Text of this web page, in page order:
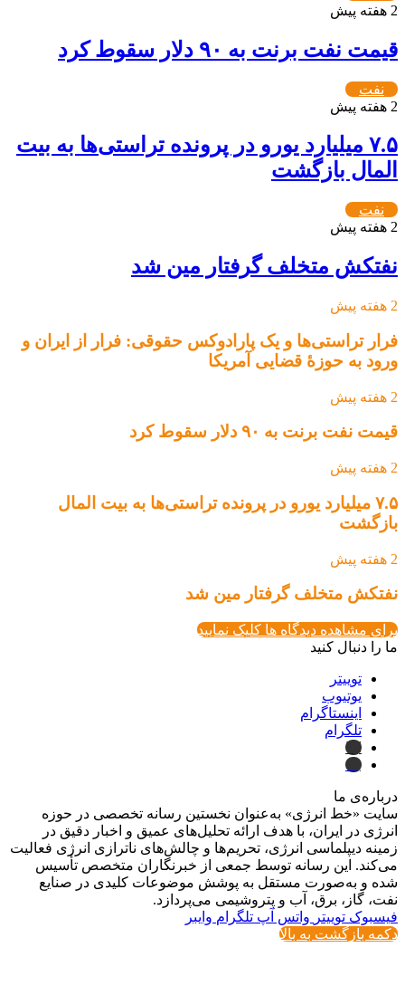
2 هفته پیش
قیمت نفت برنت به ۹۰ دلار سقوط کرد
نفت
2 هفته پیش
۷.۵ میلیارد یورو در پرونده تراستی‌ها به بیت
المال بازگشت
نفت
2 هفته پیش
نفتکش متخلف گرفتار مین شد
2 هفته پیش
فرار تراستی‌ها و یک پارادوکس حقوقی: فرار از ایران و
ورود به حوزۀ قضایی آمریکا
2 هفته پیش
قیمت نفت برنت به ۹۰ دلار سقوط کرد
2 هفته پیش
۷.۵ میلیارد یورو در پرونده تراستی‌ها به بیت المال
بازگشت
2 هفته پیش
نفتکش متخلف گرفتار مین شد
برای مشاهده دیدگاه ها کلیک نمایید
ما را دنبال کنید
توییتر
یوتیوب
اینستاگرام
تلگرام
ایتا
بله
درباره‌ی ما
سایت «خط انرژی» به‌عنوان نخستین رسانه تخصصی در حوزه
انرژی در ایران، با هدف ارائه تحلیل‌های عمیق و اخبار دقیق در
زمینه دیپلماسی انرژی، تحریم‌ها و چالش‌های ناترازی انرژی فعالیت
می‌کند. این رسانه توسط جمعی از خبرنگاران متخصص تأسیس
شده و به‌صورت مستقل به پوشش موضوعات کلیدی در صنایع
نفت، گاز، برق، آب و پتروشیمی می‌پردازد.
فیسبوک توییتر واتس آپ تلگرام وایبر
دکمه بازگشت به بالا